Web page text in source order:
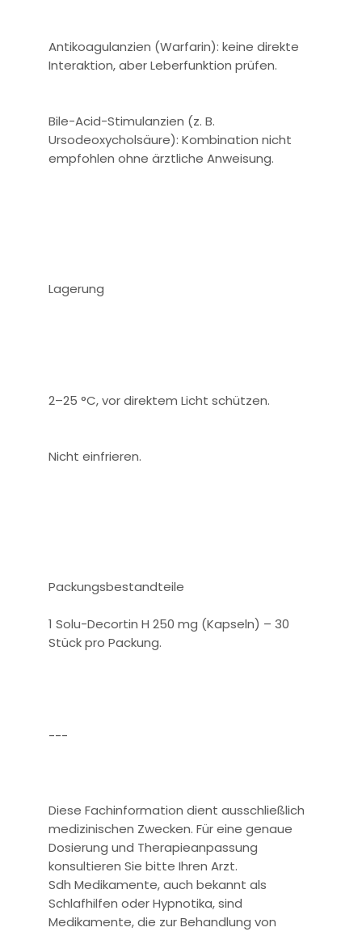
Antikoagulanzien (Warfarin): keine direkte
Interaktion, aber Leberfunktion prüfen.
Bile-Acid-Stimulanzien (z. B.
Ursodeoxycholsäure): Kombination nicht
empfohlen ohne ärztliche Anweisung.
Lagerung
2–25 °C, vor direktem Licht schützen.
Nicht einfrieren.
Packungsbestandteile
1 Solu-Decortin H 250 mg (Kapseln) – 30
Stück pro Packung.
---
Diese Fachinformation dient ausschließlich
medizinischen Zwecken. Für eine genaue
Dosierung und Therapieanpassung
konsultieren Sie bitte Ihren Arzt.
Sdh Medikamente, auch bekannt als
Schlafhilfen oder Hypnotika, sind
Medikamente, die zur Behandlung von